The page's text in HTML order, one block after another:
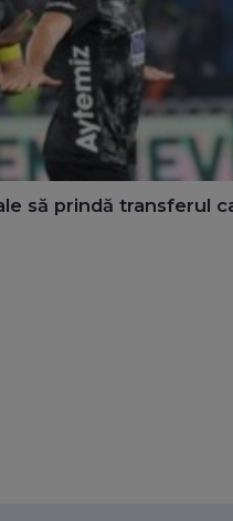
să prindă transferul